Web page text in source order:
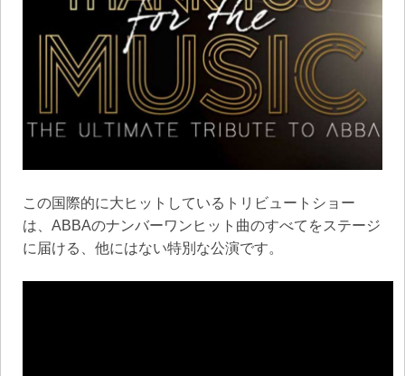
この国際的に大ヒットしているトリビュートショー
は、ABBAのナンバーワンヒット曲のすべてをステージ
に届ける、他にはない特別な公演です。